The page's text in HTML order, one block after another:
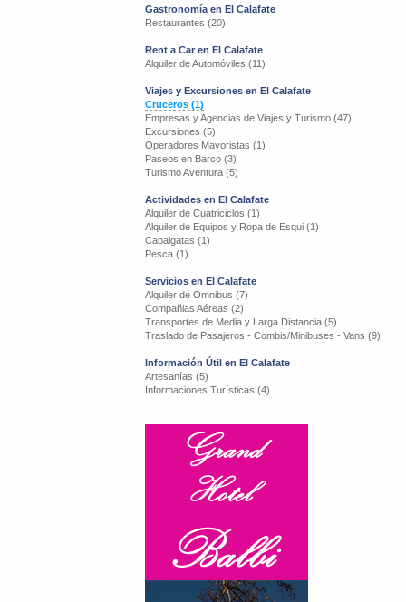
Gastronomía en El Calafate
Restaurantes (20)
Rent a Car en El Calafate
Alquiler de Automóviles (11)
Viajes y Excursiones en El Calafate
Cruceros (1)
Empresas y Agencias de Viajes y Turismo (47)
Excursiones (5)
Operadores Mayoristas (1)
Paseos en Barco (3)
Turismo Aventura (5)
Actividades en El Calafate
Alquiler de Cuatriciclos (1)
Alquiler de Equipos y Ropa de Esqui (1)
Cabalgatas (1)
Pesca (1)
Servicios en El Calafate
Alquiler de Omnibus (7)
Compañias Aéreas (2)
Transportes de Media y Larga Distancia (5)
Traslado de Pasajeros - Combis/Minibuses - Vans (9)
Información Útil en El Calafate
Artesanías (5)
Informaciones Turísticas (4)